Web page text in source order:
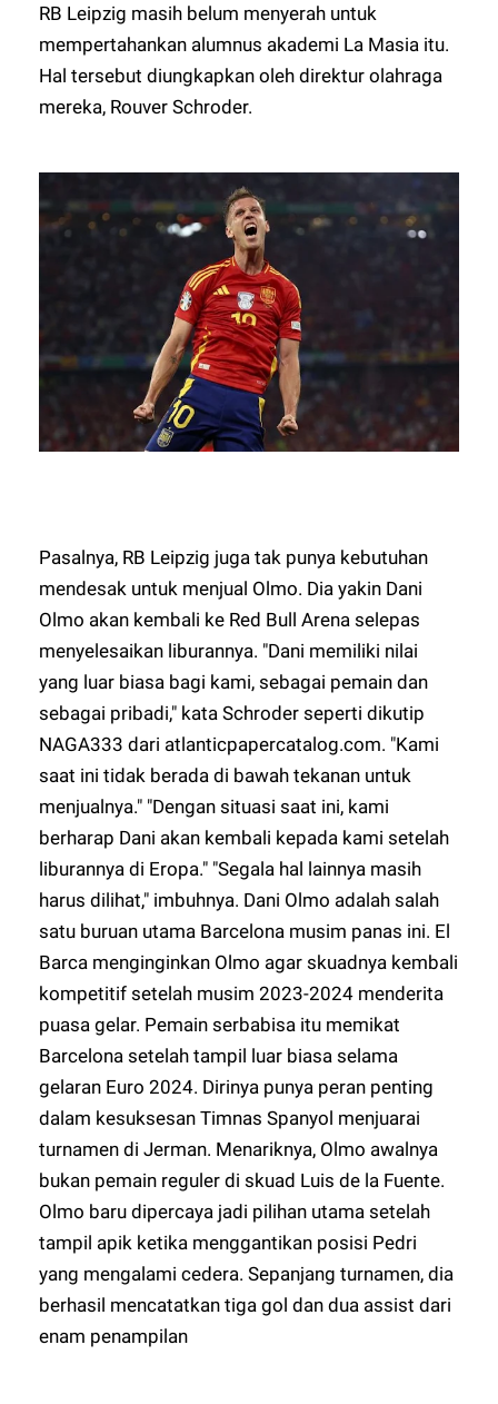
RB Leipzig masih belum menyerah untuk
mempertahankan alumnus akademi La Masia itu.
Hal tersebut diungkapkan oleh direktur olahraga
mereka, Rouver Schroder.
Pasalnya, RB Leipzig juga tak punya kebutuhan
mendesak untuk menjual Olmo. Dia yakin Dani
Olmo akan kembali ke Red Bull Arena selepas
menyelesaikan liburannya. "Dani memiliki nilai
yang luar biasa bagi kami, sebagai pemain dan
sebagai pribadi," kata Schroder seperti dikutip
NAGA333dari atlanticpapercatalog.com. "Kami
saat ini tidak berada di bawah tekanan untuk
menjualnya." "Dengan situasi saat ini, kami
berharap Dani akan kembali kepada kami setelah
liburannya di Eropa." "Segala hal lainnya masih
harus dilihat," imbuhnya. Dani Olmo adalah salah
satu buruan utama Barcelona musim panas ini. El
Barca menginginkan Olmo agar skuadnya kembali
kompetitif setelah musim 2023-2024 menderita
puasa gelar. Pemain serbabisa itu memikat
Barcelona setelah tampil luar biasa selama
gelaran Euro 2024. Dirinya punya peran penting
dalam kesuksesan Timnas Spanyol menjuarai
turnamen di Jerman. Menariknya, Olmo awalnya
bukan pemain reguler di skuad Luis de la Fuente.
Olmo baru dipercaya jadi pilihan utama setelah
tampil apik ketika menggantikan posisi Pedri
yang mengalami cedera. Sepanjang turnamen, dia
berhasil mencatatkan tiga gol dan dua assist dari
enam penampilan